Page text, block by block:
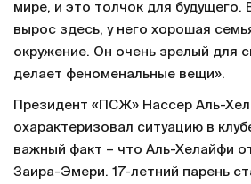
мире, и это толчок для
вырос здесь, у него хорошая
окружение. Он очень зрелый для
делает феноменальные вещи».
Президент «ПСЖ» Нассер Аль-
охарактеризовал ситуацию в
важный факт – что Аль-Хелайфи
Заира-Эмери. 17-летний парень